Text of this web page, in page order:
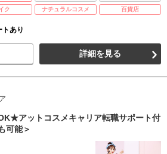
ク ナチュラルコスメ 百貨店
トあり
詳細を見る
アットコスメキャリア転職サポート付
可能＞